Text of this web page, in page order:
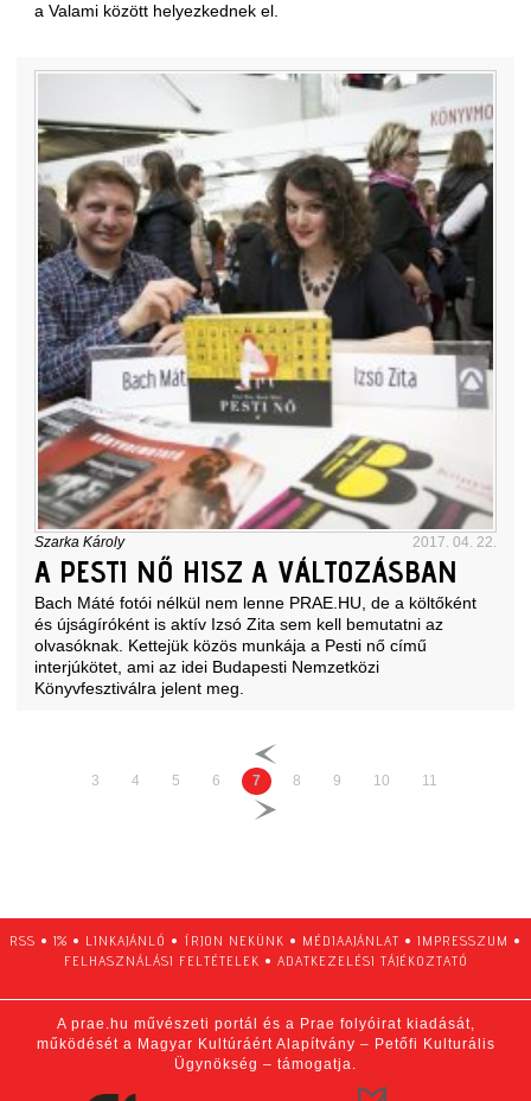
a Valami között helyezkednek el.
Szarka Károly 2017. 04. 22.
A PESTI NŐ HISZ A VÁLTOZÁSBAN
Bach Máté fotói nélkül nem lenne PRAE.HU, de a költőként
és újságíróként is aktív Izsó Zita sem kell bemutatni az
olvasóknak. Kettejük közös munkája a Pesti nő című
interjúkötet, ami az idei Budapesti Nemzetközi
Könyvfesztiválra jelent meg.
3 4 5 6 7 8 9 10 11
RSS • 1% • LINKAJÁNLÓ • ÍRJON NEKÜNK • MÉDIAAJÁNLAT • IMPRESSZUM •
FELHASZNÁLÁSI FELTÉTELEK • ADATKEZELÉSI TÁJÉKOZTATÓ
A prae.hu művészeti portál és a Prae folyóirat kiadását,
működését a Magyar Kultúráért Alapítvány – Petőfi Kulturális
Ügynökség – támogatja.